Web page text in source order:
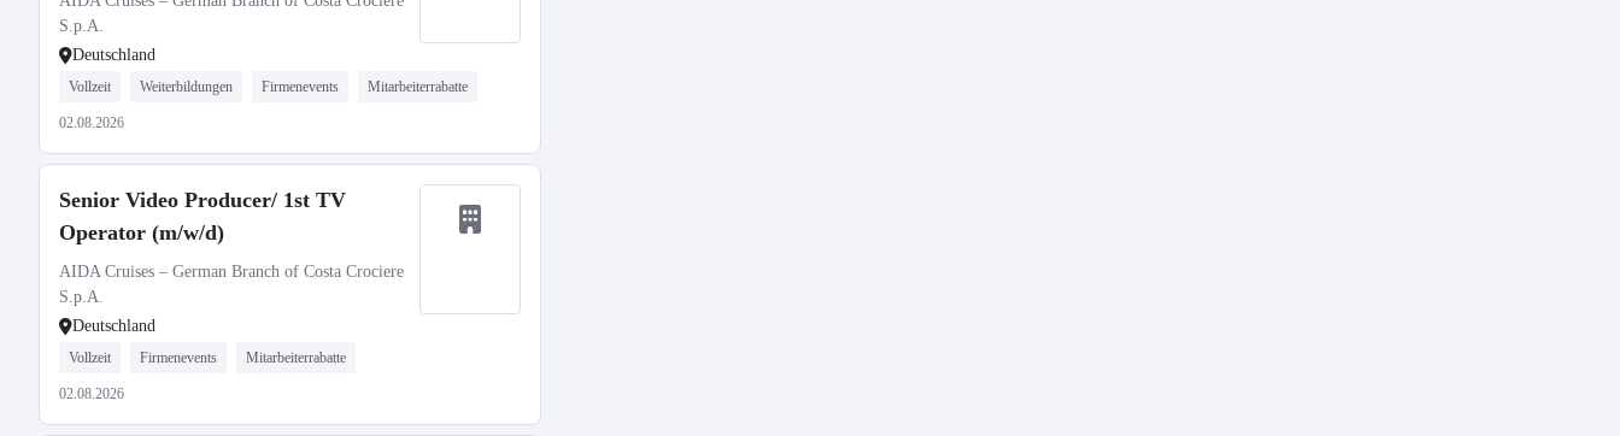
S.p.A.
Deutschland
Vollzeit Weiterbildungen Firmenevents Mitarbeiterrabatte
02.08.2026
Senior Video Producer/ 1st TV
Operator (m/w/d)
AIDA Cruises – German Branch of Costa Crociere
S.p.A.
Deutschland
Vollzeit Firmenevents Mitarbeiterrabatte
02.08.2026